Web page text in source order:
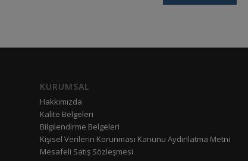
KURUMSAL
Hakkımızda
Kalite Belgeleri
Bilgilendirme Belgeleri
Kişisel Verilerin Korunması Kanunu Aydınlatma Metni
Mesafeli Satış Sözleşmesi